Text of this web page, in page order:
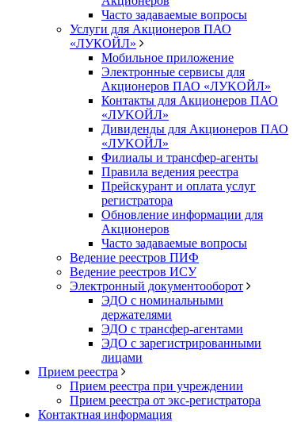
Часто задаваемые вопросы
Услуги для Акционеров ПАО
«ЛУКОЙЛ»
Мобильное приложение
Электронные сервисы для
Акционеров ПАО «ЛУKOЙЛ»
Контакты для Акционеров ПАО
«ЛУKOЙЛ»
Дивиденды для Акционеров ПАО
«ЛУKOЙЛ»
Филиалы и трансфер-агенты
Правила ведения реестра
Прейскурант и оплата услуг
регистратора
Обновление информации для
Акционеров
Часто задаваемые вопросы
Ведение реестров ПИФ
Ведение реестров ИСУ
Электронный документооборот
ЭДО с номинальными
держателями
ЭДО с трансфер-агентами
ЭДО с зарегистрированными
лицами
Прием реестра
Прием реестра при учреждении
Прием реестра от экс-регистратора
Контактная информация